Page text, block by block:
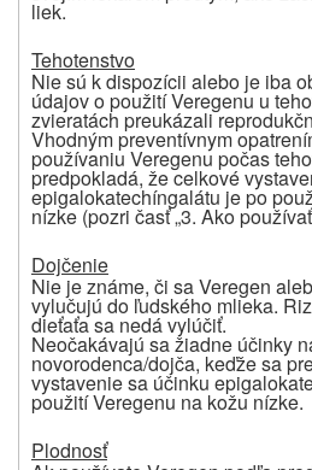
liek.
Tehotenstvo
Nie sú k dispozícii alebo je iba
údajov o použití Veregenu u
zvieratách preukázali
Vhodným preventívnym
používaniu Veregenu počas
predpokladá, že celkové
epigalokatechíngalátu je po
nízke (pozri časť „3. Ako
Dojčenie
Nie je známe, či sa Veregen
vylučujú do ľudského mlieka.
dieťaťa sa nedá vylúčiť.
Neočakávajú sa žiadne účinky
novorodenca/dojča, keďže sa
vystavenie sa účinku
použití Veregenu na kožu nízke.
Plodnosť